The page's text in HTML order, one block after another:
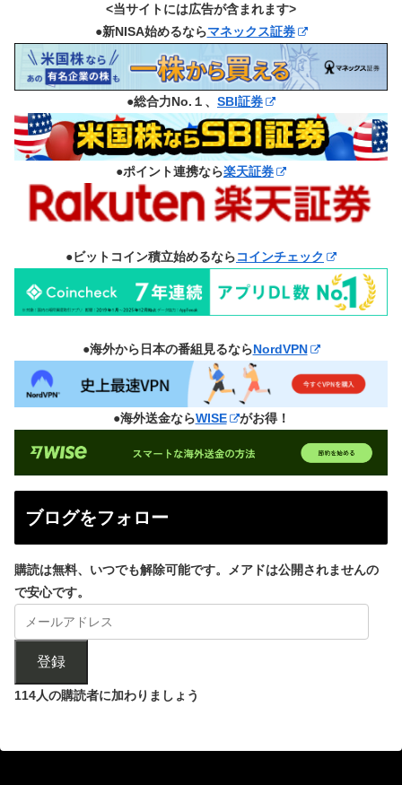
<当サイトには広告が含まれます>
●新NISA始めるならマネックス証券
●総合力No.１、 SBI証券
●ポイント連携なら楽天証券
●ビットコイン積立始めるならコインチェック
●海外から日本の番組見るならNordVPN
●海外送金ならWISE がお得！
ブログをフォロー
購読は無料、いつでも解除可能です。メアドは公開されませんの
で安心です。
登録
114人の購読者に加わりましょう